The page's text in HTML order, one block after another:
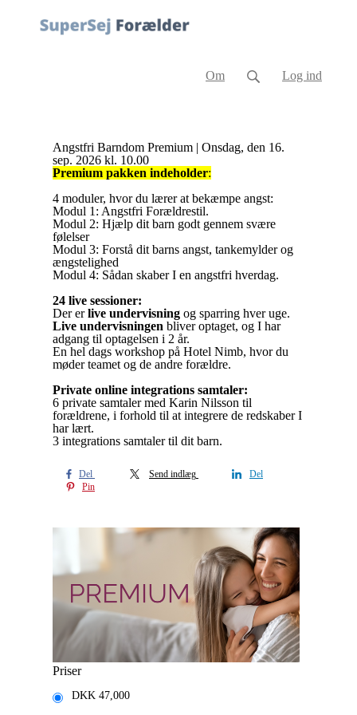
Om Log ind
Angstfri Barndom Premium | Onsdag, den 16.
sep. 2026 kl. 10.00
Premium pakken indeholder:
4 moduler, hvor du lærer at bekæmpe angst:
Modul 1: Angstfri Forældrestil.
Modul 2: Hjælp dit barn godt gennem svære
følelser
Modul 3: Forstå dit barns angst, tankemylder og
ængstelighed
Modul 4: Sådan skaber I en angstfri hverdag.
24 live sessioner:
Der erlive undervisning og sparring hver uge.
Live undervisningen bliver optaget, og I har
adgang til optagelsen i 2 år.
En hel dags workshop på Hotel Nimb, hvor du
møder teamet og de andre forældre.
Private online integrations samtaler:
6 private samtaler med Karin Nilsson til
forældrene, i forhold til at integrere de redskaber I
har lært.
3 integrations samtaler til dit barn.
Del Send indlæg
Del
Pin
Priser
DKK 47,000